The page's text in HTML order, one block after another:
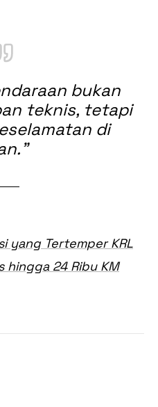
bukan
teknis, tetapi
di
”
yang Tertemper KRL
hingga 24 Ribu KM